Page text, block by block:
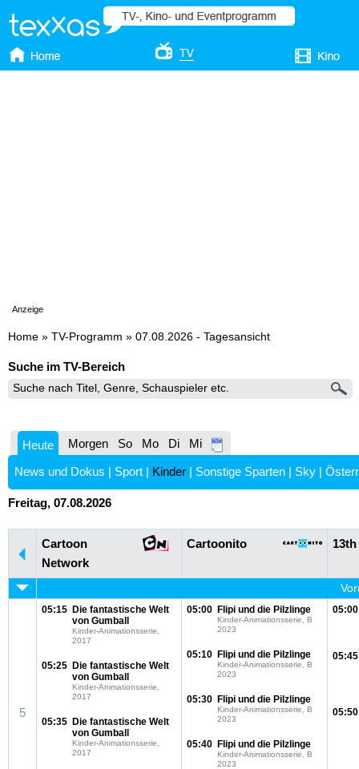
Anzeige
Home » TV-Programm » 07.08.2026 - Tagesansicht
Suche im TV-Bereich
Heute Morgen So Mo Di Mi
News und Dokus | Sport | Kinder | Sonstige Sparten | Sky |
Freitag, 07.08.2026
Cartoon
Network
Cartoonito
5
05:15 Die fantastische Welt
von Gumball
Kinder-Animationsserie,
2017
05:25 Die fantastische Welt
von Gumball
Kinder-Animationsserie,
2017
05:35 Die fantastische Welt
von Gumball
Kinder-Animationsserie,
2017
05:00 Flipi und die Pilzlinge
Kinder-Animationsserie, B
2023
05:10 Flipi und die Pilzlinge
Kinder-Animationsserie, B
2023
05:30 Flipi und die Pilzlinge
Kinder-Animationsserie, B
2023
05:40 Flipi und die Pilzlinge
Kinder-Animationsserie, B
2023
05:00
05:45
05:50